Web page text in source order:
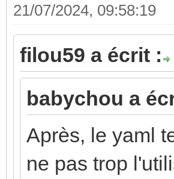
21/07/2024, 09:58:19
filou59 a écrit :
babychou a
Après, le yaml
ne pas trop